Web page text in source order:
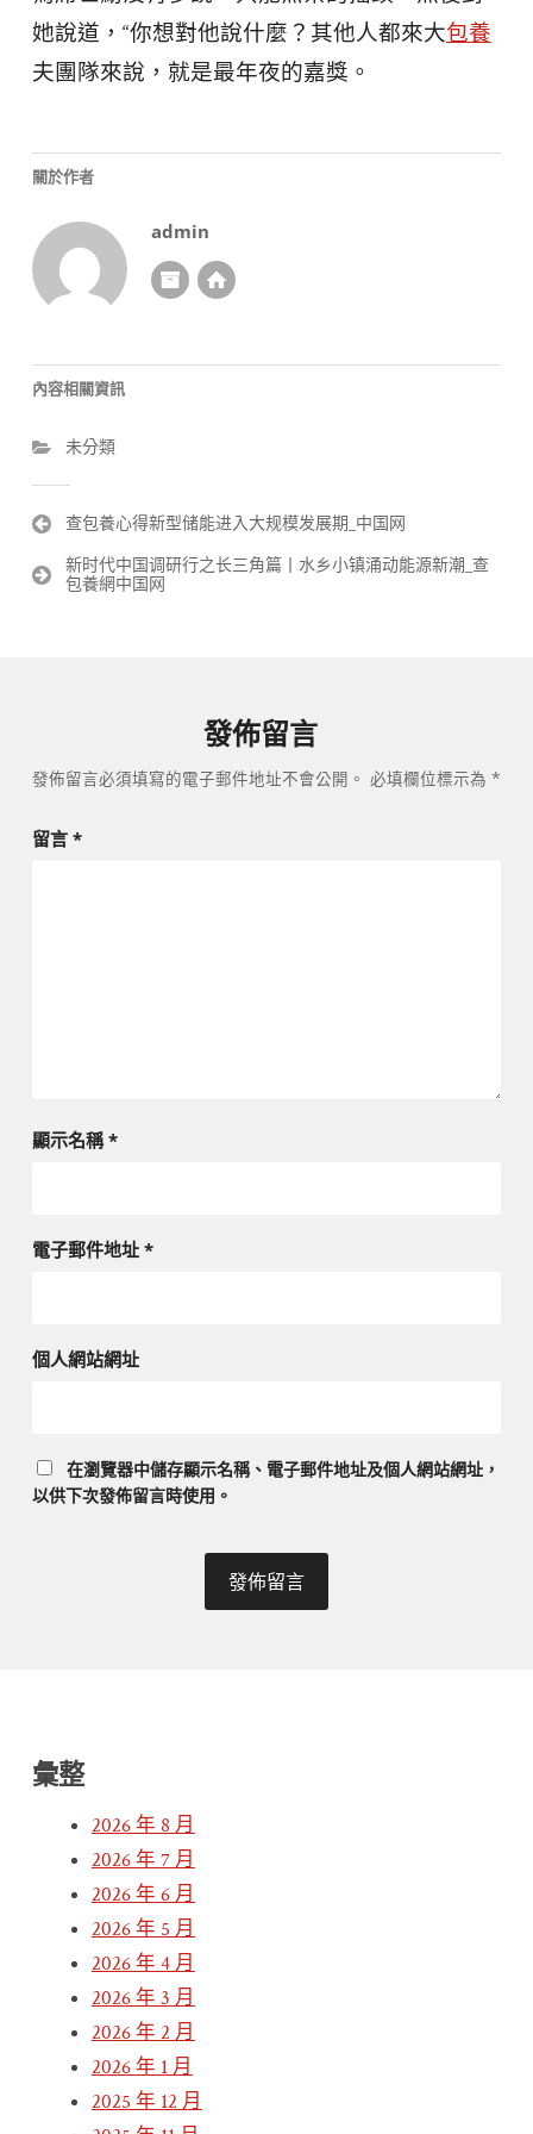
她說道，“你想對他說什麼？其他人都來大包養
夫團隊來說，就是最年夜的嘉獎。
關於作者
admin
內容相關資訊
未分類
文
導
查包養心得新型储能进入大规模发展期_中国网
新时代中国调研行之长三角篇丨水乡小镇涌动能源新潮_查
包養網中国网
發佈留言
發佈留言必須填寫的電子郵件地址不會公開。 必填欄位標示為 *
留言 *
顯示名稱*
電子郵件地址 *
個人網站網址
在瀏覽器中儲存顯示名稱、電子郵件地址及個人網站網址，
以供下次發佈留言時使用。
彙整
2026 年 8 月
2026 年 7 月
2026 年 6 月
2026 年 5 月
2026 年 4 月
2026 年 3 月
2026 年 2 月
2026 年 1 月
2025 年 12 月